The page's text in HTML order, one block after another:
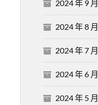
2024 年 9 月
2024 年 8 月
2024 年 7 月
2024 年 6 月
2024 年 5 月